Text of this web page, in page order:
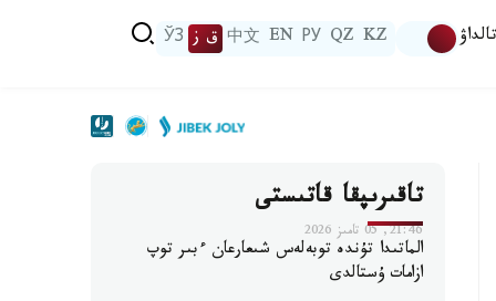
تالداۋ KZ
QZ
РУ
EN
中文 ق ز ЎЗ
تاقىرىپقا قاتىستى
21:46, 05 تامىز 2026
الماتىدا تۇندە توبەلەس شىعارعان ءبىر توپ
ازامات ۇستالدى